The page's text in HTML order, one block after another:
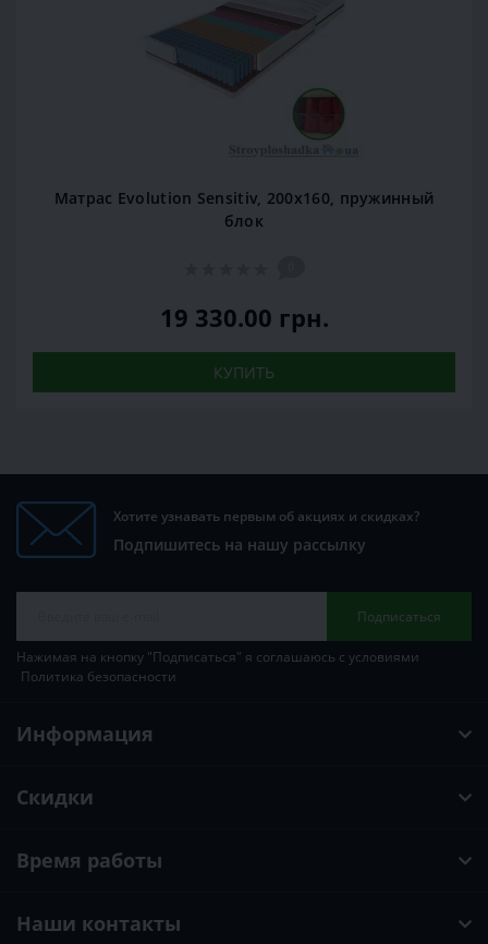
Матрас Evolution Sensitiv, 200x160, пружинный
блок
19 330.00 грн.
КУПИТЬ
Хотите узнавать первым об акциях и скидках?
Подпишитесь на нашу рассылку
Подписаться
Нажимая на кнопку "Подписаться" я соглашаюсь с условиями
Политика безопасности
Информация
Скидки
Время работы
Наши контакты